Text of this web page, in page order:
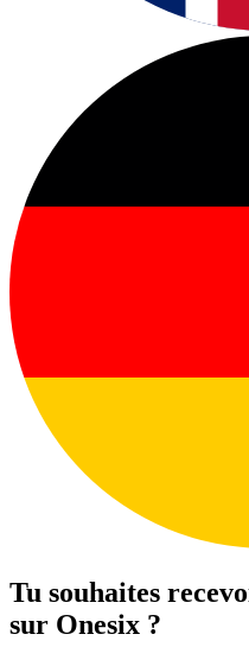
Tu souhaites
sur Onesix ?